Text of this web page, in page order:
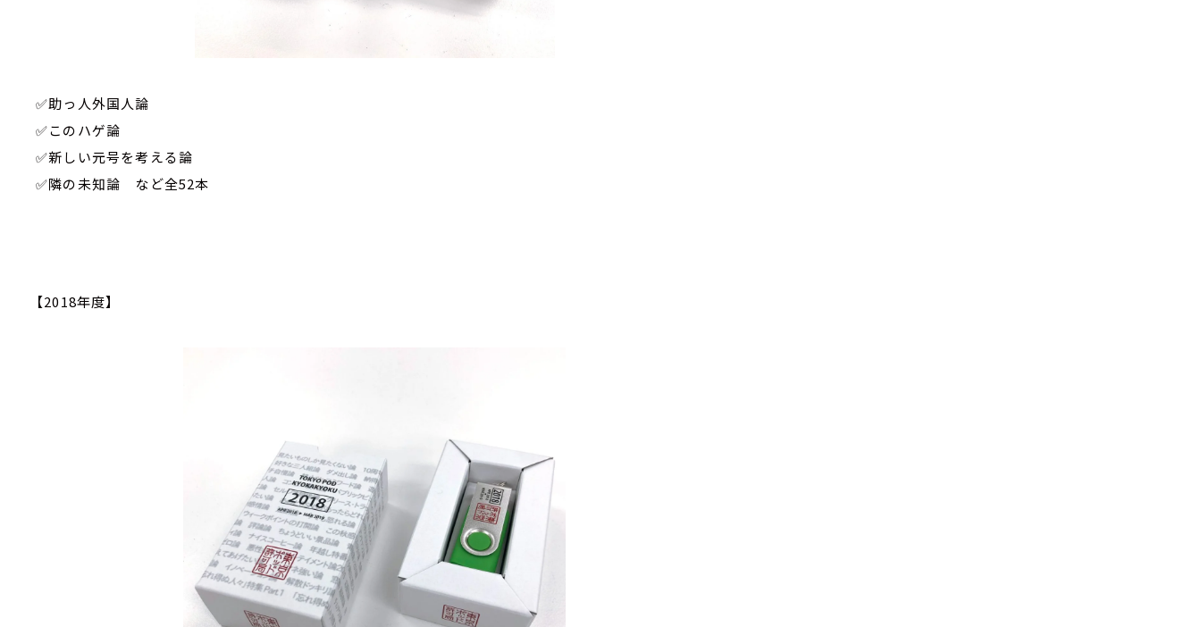
✅助っ人外国人論
✅このハゲ論
✅新しい元号を考える論
✅隣の未知論 など全52本
【2018年度】